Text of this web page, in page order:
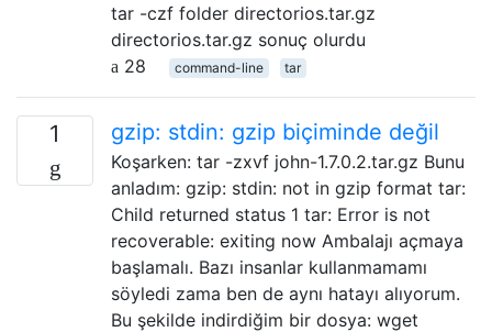
tar -czf folder directorios.tar.gz
directorios.tar.gz sonuç olurdu
28
command-line tar
1 gzip: stdin: gzip biçiminde değil
Koşarken: tar -zxvf john-1.7.0.2.tar.gz Bunu
anladım: gzip: stdin: not in gzip format tar:
Child returned status 1 tar: Error is not
recoverable: exiting now Ambalajı açmaya
başlamalı. Bazı insanlar kullanmamamı
söyledi zama ben de aynı hatayı alıyorum.
Bu şekilde indirdiğim bir dosya: wget